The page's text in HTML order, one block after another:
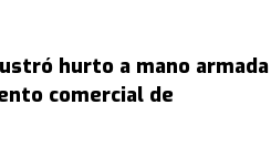
hurto a mano armada
comercial de